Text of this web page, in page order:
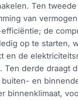
Ten
van
de
op te starten,
en de
Ten derde draagt
en
binnenklimaat,